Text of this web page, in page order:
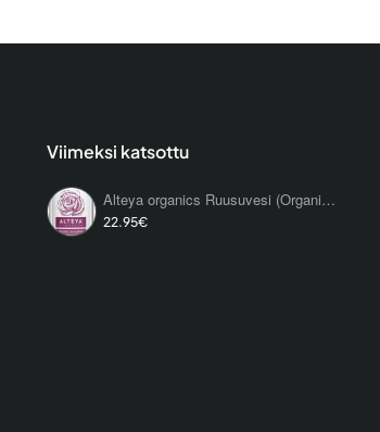
Viimeksi katsottu
Alteya organics Ruusuvesi (Organic Bulgarian Rose Water), 500ml
22.95€